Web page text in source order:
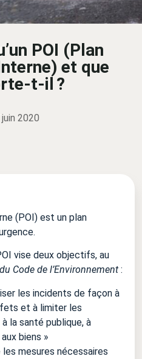
POI (Plan
et que
t-il ?
2020
(POI) est un plan
vise deux objectifs, au
du Code de l’Environnement :
les incidents de façon à
et à limiter les
la santé publique, à
biens »
mesures nécessaires